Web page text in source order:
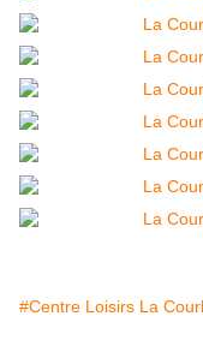
#Centre Loisirs La